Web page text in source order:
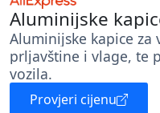
Aluminijske
Aluminijske kapice
prljavštine i vlage, te
vozila.
Provjeri cijenu